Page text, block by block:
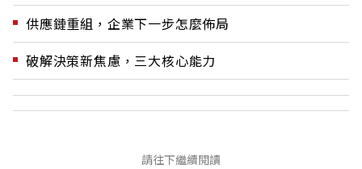
供應鏈重組，企業下一步怎麼佈局
破解決策新焦慮，三大核心能力
請往下繼續閱讀